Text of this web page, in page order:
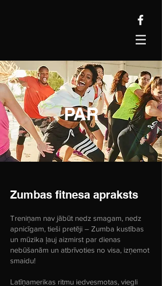
PAR
Zumbas fitnesa apraksts
Treniņam nav jābūt nedz smagam, nedz
apnicīgam, tieši pretēji – Zumba kustības
un mūzika ļauj aizmirst par dienas
nebūšanām un atbrīvoties no visa, izņemot
smaidu!
Latīņamerikas ritmu iedvesmotas, viegli